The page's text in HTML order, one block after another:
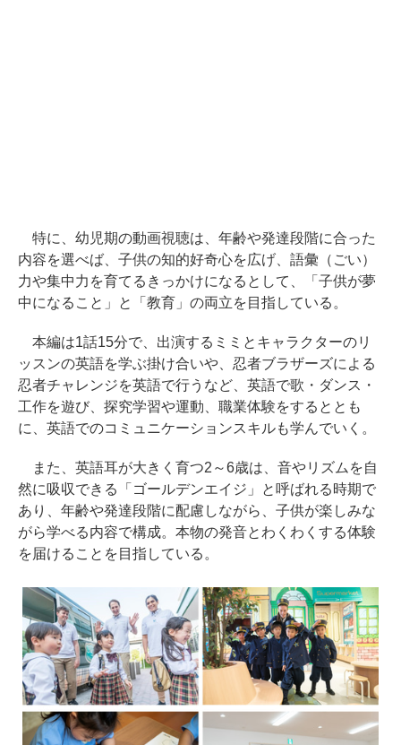
特に、幼児期の動画視聴は、年齢や発達段階に合った
内容を選べば、子供の知的好奇心を広げ、語彙（ごい）
力や集中力を育てるきっかけになるとして、「子供が夢
中になること」と「教育」の両立を目指している。
本編は1話15分で、出演するミミとキャラクターのリ
ッスンの英語を学ぶ掛け合いや、忍者ブラザーズによる
忍者チャレンジを英語で行うなど、英語で歌・ダンス・
工作を遊び、探究学習や運動、職業体験をするととも
に、英語でのコミュニケーションスキルも学んでいく。
また、英語耳が大きく育つ2～6歳は、音やリズムを自
然に吸収できる「ゴールデンエイジ」と呼ばれる時期で
あり、年齢や発達段階に配慮しながら、子供が楽しみな
がら学べる内容で構成。本物の発音とわくわくする体験
を届けることを目指している。